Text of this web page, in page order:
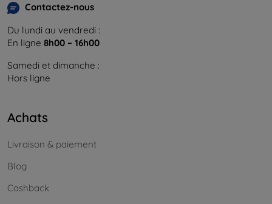
Contactez-nous
Du lundi au vendredi :
En ligne 8h00 – 16h00
Samedi et dimanche :
Hors ligne
Achats
Livraison & paiement
Blog
Cashback